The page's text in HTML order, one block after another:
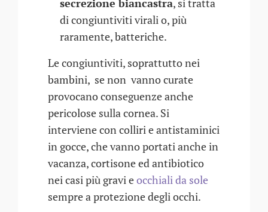
secrezione biancastra, si tratta
di congiuntiviti virali o, più
raramente, batteriche.
Le congiuntiviti, soprattutto nei
bambini, se non vanno curate
provocano conseguenze anche
pericolose sulla cornea. Si
interviene con colliri e antistaminici
in gocce, che vanno portati anche in
vacanza, cortisone ed antibiotico
nei casi più gravi eocchiali da sole
sempre a protezione degli occhi.